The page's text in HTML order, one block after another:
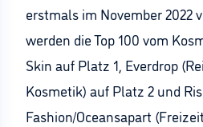
erstmals im November 2022
werden die Top 100 vom
Skin auf Platz 1, Everdrop
Kosmetik) auf Platz 2 und
Fashion/Oceansapart